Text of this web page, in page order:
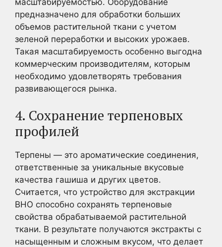
предназначено для обработки больших
объемов растительной ткани с учетом
зеленой переработки и высоких урожаев.
Такая масштабируемость особенно выгодна
коммерческим производителям, которым
необходимо удовлетворять требования
развивающегося рынка.
4. Сохранение терпеновых
профилей
Терпены — это ароматические соединения,
ответственные за уникальные вкусовые
качества гашиша и других цветов.
Считается, что устройство для экстракции
BHO способно сохранять терпеновые
свойства обрабатываемой растительной
ткани. В результате получаются экстракты с
насыщенным и сложным вкусом, что делает